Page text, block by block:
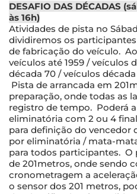
DESAFIO DAS DÉCADAS
às 16h)
Atividades de pista no
dividiremos os
de fabricação do veículo.
veículos até 1959 / veículos
década 70 / veículos
Pista de arrancada em
preparação, onde todas as
registro de tempo. Poderá
eliminatória com 2 ou 4
para definição do vencedor
por eliminatória / mata-
para todos participantes. O
de 201metros, onde sendo
cronometragem a
o sensor dos 201 metros,